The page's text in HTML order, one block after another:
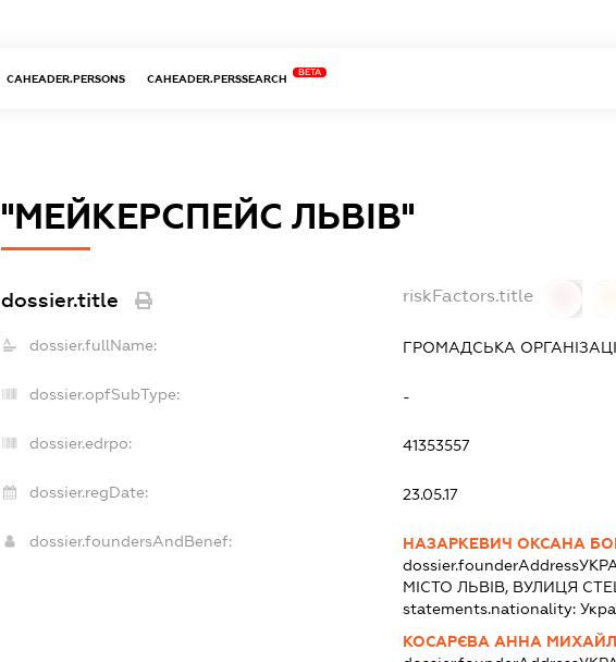
CAHEADER.PERSONS CAHEADER.PERSSEARCH
BETA
''МЕЙКЕРСПЕЙС ЛЬВІВ''
dossier.title riskFactors.title
dossier.fullName: ГРОМАДСЬКА
dossier.opfSubType: -
dossier.edrpo: 41353557
dossier.regDate: 23.05.17
dossier.foundersAndBenef:
НАЗАРКЕВИЧ ОКСАНА
dossier.founderAddress
МІСТО ЛЬВІВ, ВУЛИЦЯ
statements.nationality:
КОСАРЄВА АННА